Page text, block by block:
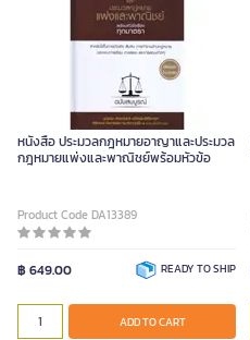
หนังสือ ประมวลกฎหมายอาญาและประมวล
กฎหมายแพ่งและพาณิชย์พร้อมหัวข้อ
Product Code DA13389
฿ 649.00 READY TO SHIP
ADD TO CART